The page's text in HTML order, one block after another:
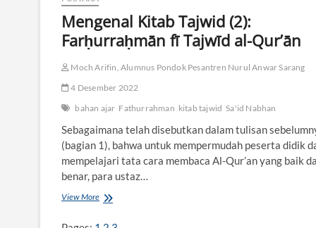
Mengenal Kitab Tajwid (2):
Farḥurraḥmān fī Tajwīd al-Qur’ān
Moch Arifin, Alumnus Pondok Pesantren Nurul Anwar Sarang
4 Desember 2022
bahan ajar Fathurrahman kitab tajwid Sa'id Nabhan
Sebagaimana telah disebutkan dalam tulisan
(bagian 1), bahwa untuk mempermudah peserta didik
mempelajari tata cara membaca Al-Qur’an yang baik
benar, para ustaz…
View More M